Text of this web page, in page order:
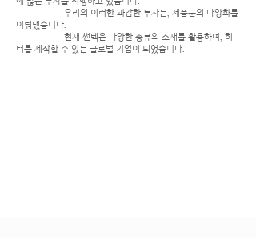
우리의 이러한 과감한 투자는, 제품군의 다양화를
이뤄냈습니다.
현재 썬텍은 다양한 종류의 소재를 활용하여, 히
터를 제작할 수 있는 글로벌 기업이 되었습니다.